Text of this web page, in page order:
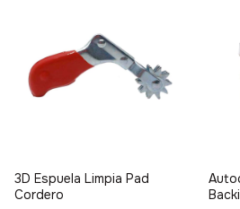
3D Espuela Limpia Pad
Cordero